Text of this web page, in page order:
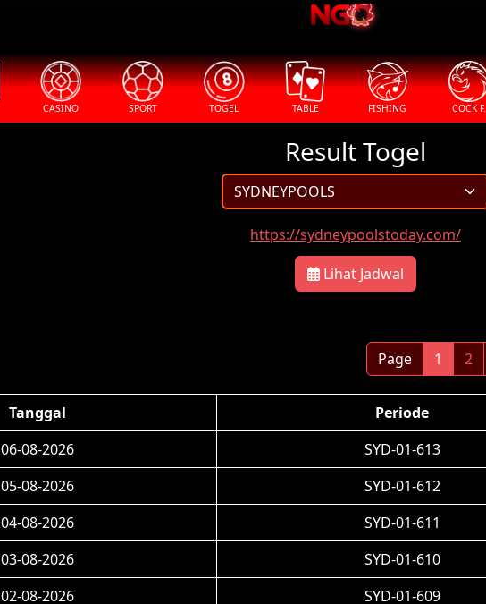
CASINO SPORT TOGEL TABLE FISHING COCK F.
Result Togel
https://sydneypoolstoday.com/
Lihat Jadwal
Page 1 2
Tanggal Periode
06-08-2026
SYD-01-613
05-08-2026
SYD-01-612
04-08-2026
SYD-01-611
03-08-2026
SYD-01-610
02-08-2026
SYD-01-609